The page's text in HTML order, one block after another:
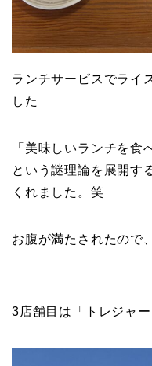
ランチサービスでライ
した
「美味しいランチを食
という謎理論を展開す
くれました。笑
お腹が満たされたので
3店舗目は「トレジャ